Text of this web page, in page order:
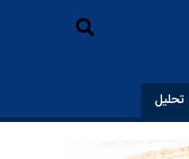
تحلیل